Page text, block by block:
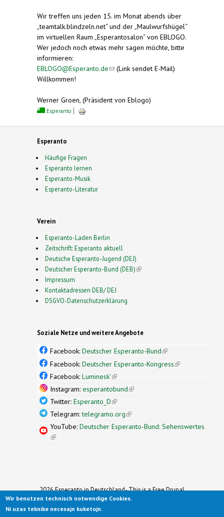
Wir treffen uns jeden 15. im Monat abends über
„teamtalk.blindzeln.net“ und der „Maulwurfshügel“
im virtuellen Raum „Esperantosalon“ von EBLOGO.
Wer jedoch noch etwas mehr sagen möchte, bitte
informieren:
EBLOGO@Esperanto.de(link sends e-mail)
(Link sendet E-Mail)
Willkommen!
Werner Groen, (Präsident von Eblogo)
Esperanto
Esperanto
Häufige Fragen
Esperanto lernen
Esperanto-Musik
Esperanto-Literatur
Verein
Esperanto-Laden Berlin
Zeitschrift: Esperanto aktuell
Deutsche Esperanto-Jugend (DEJ)
Deutscher Esperanto-Bund (DEB)(link is external)
Impressum
Kontaktadressen DEB/ DEJ
DSGVO-Datenschutzerklärung
Soziale Netze und weitere Angebote
Facebook: Deutscher Esperanto-Bund(link is
external)
Facebook: Deutscher Esperanto-Kongress(link is
Facebook: Luminesk'(link is external)
Instagram: esperantobund(link is external)
Twitter: Esperanto_D(link is external)
Telegram:telegramo.org(link is external)
YouTube: Deutscher Esperanto-Bund: Sehenswertes
(link is external)
2026 Esperanto in Deutschland- This is a Free Drupal
Theme
Ported to Drupal for the Open Source Community by
Wir benutzen technisch notwendige Cookies.
Ni uzas teknike necesajn kuketojn.